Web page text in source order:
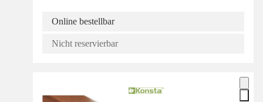
Online bestellbar
Nicht reservierbar